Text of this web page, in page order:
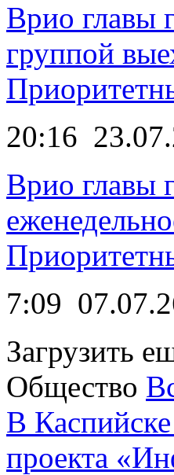
Врио главы
группой
20:16
Врио главы
7:09
Загрузить
Общество
В
проекта